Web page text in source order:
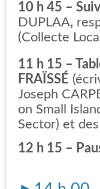
10 h 45 –
DUPLAA,
(Collecte
11 h 15 –
FRAÏSSÉ
Joseph
on Small
Sector) et
12 h 15 –